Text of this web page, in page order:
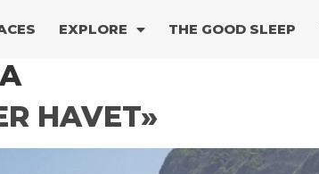
EXPLORE THE GOOD SLEEP
HAVET»